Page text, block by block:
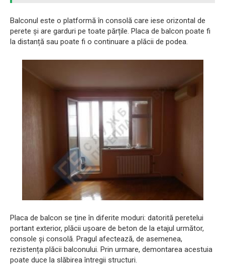
Balconul este o platformă în consolă care iese orizontal de
perete și are garduri pe toate părțile. Placa de balcon poate fi
la distanță sau poate fi o continuare a plăcii de podea.
Placa de balcon se ține în diferite moduri: datorită peretelui
portant exterior, plăcii ușoare de beton de la etajul următor,
console și consolă. Pragul afectează, de asemenea,
rezistența plăcii balconului. Prin urmare, demontarea acestuia
poate duce la slăbirea întregii structuri.